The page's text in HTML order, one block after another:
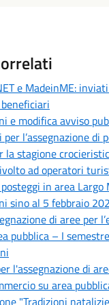
e MadeinME:
e modifica avviso
l’assegnazione di
la stagione
ad operatori
in area
sino al 5 febbraio
di aree per
pubblica – I
l'assegnazione di
su area
"Tradizioni